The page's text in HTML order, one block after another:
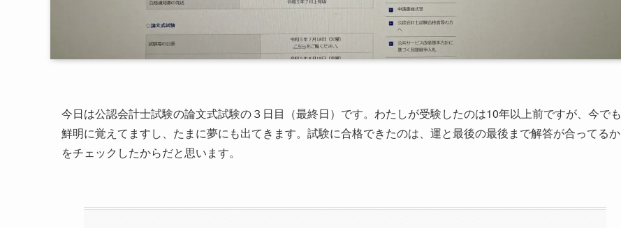
今日は公認会計士試験の論文式試験の３日目（最終日）です。わたしが受験したのは10年以上前ですが、今でも
鮮明に覚えてますし、たまに夢にも出てきます。試験に合格できたのは、運と最後の最後まで解答が合ってるか
をチェックしたからだと思います。